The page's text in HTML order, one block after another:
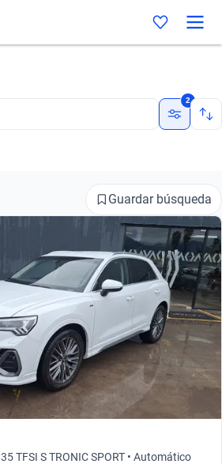
2
Guardar búsqueda
TFSI S TRONIC SPORT • Automático